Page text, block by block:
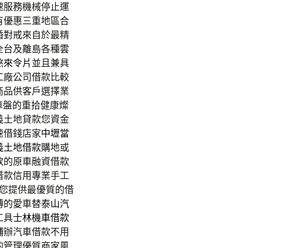
服務機械停止運
優惠三重地區合
對戒來自於最精
台及離島各種雲
來令片 並且兼具
廠公司借款比較
品供客戶選擇業
的重拾健康燦
土地貸款您資金
借錢店家中壢當
土地借款購地或
的原車融資借款
款信用專業手工
提供最優質的借
的愛車替泰山汽
具士林機車借款
辦汽車借款不用
理優質商家風